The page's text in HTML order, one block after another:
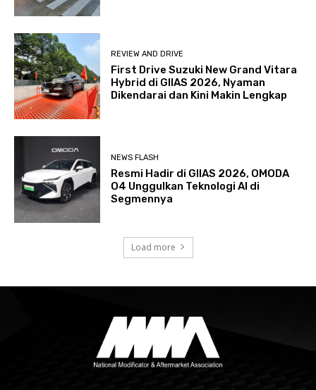
REVIEW AND DRIVE
First Drive Suzuki New Grand Vitara
Hybrid di GIIAS 2026, Nyaman
Dikendarai dan Kini Makin Lengkap
NEWS FLASH
Resmi Hadir di GIIAS 2026, OMODA
O4 Unggulkan Teknologi AI di
Segmennya
Load more